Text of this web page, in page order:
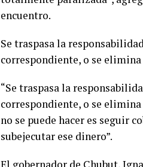
encuentro.
Se traspasa la
correspondiente, o se
“Se traspasa la
correspondiente, o se
no se puede hacer es seguir
subejecutar ese dinero”.